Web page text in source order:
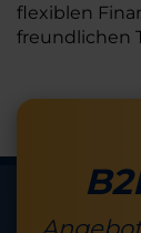
flexiblen
freundlichen